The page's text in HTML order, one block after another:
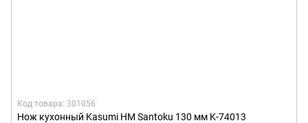
Код товара: 301056
Нож кухонный Kasumi HM Santoku 130 мм K-74013